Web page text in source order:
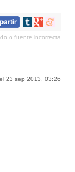
Compartir
tumblr
Compartir
Google+
Compartir
meneame
o fuente incorrecta
el 23 sep 2013, 03:26